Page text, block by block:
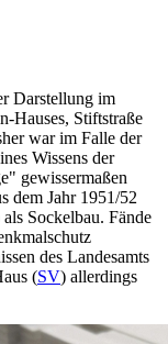
Darstellung im
Hauses, Stiftstraße
war im Falle der
Wissens der
gewissermaßen
dem Jahr 1951/52
Sockelbau. Fände
des Landesamts
(SV) allerdings